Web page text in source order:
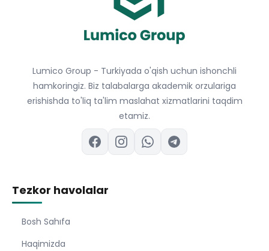
Lumico Group - Turkiyada o'qish uchun ishonchli
hamkoringiz. Biz talabalarga akademik orzulariga
erishishda to'liq ta'lim maslahat xizmatlarini taqdim
etamiz.
Tezkor havolalar
Bosh Sahıfa
Haqimizda